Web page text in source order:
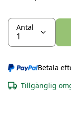
Antal
Betala
Tillgänglig